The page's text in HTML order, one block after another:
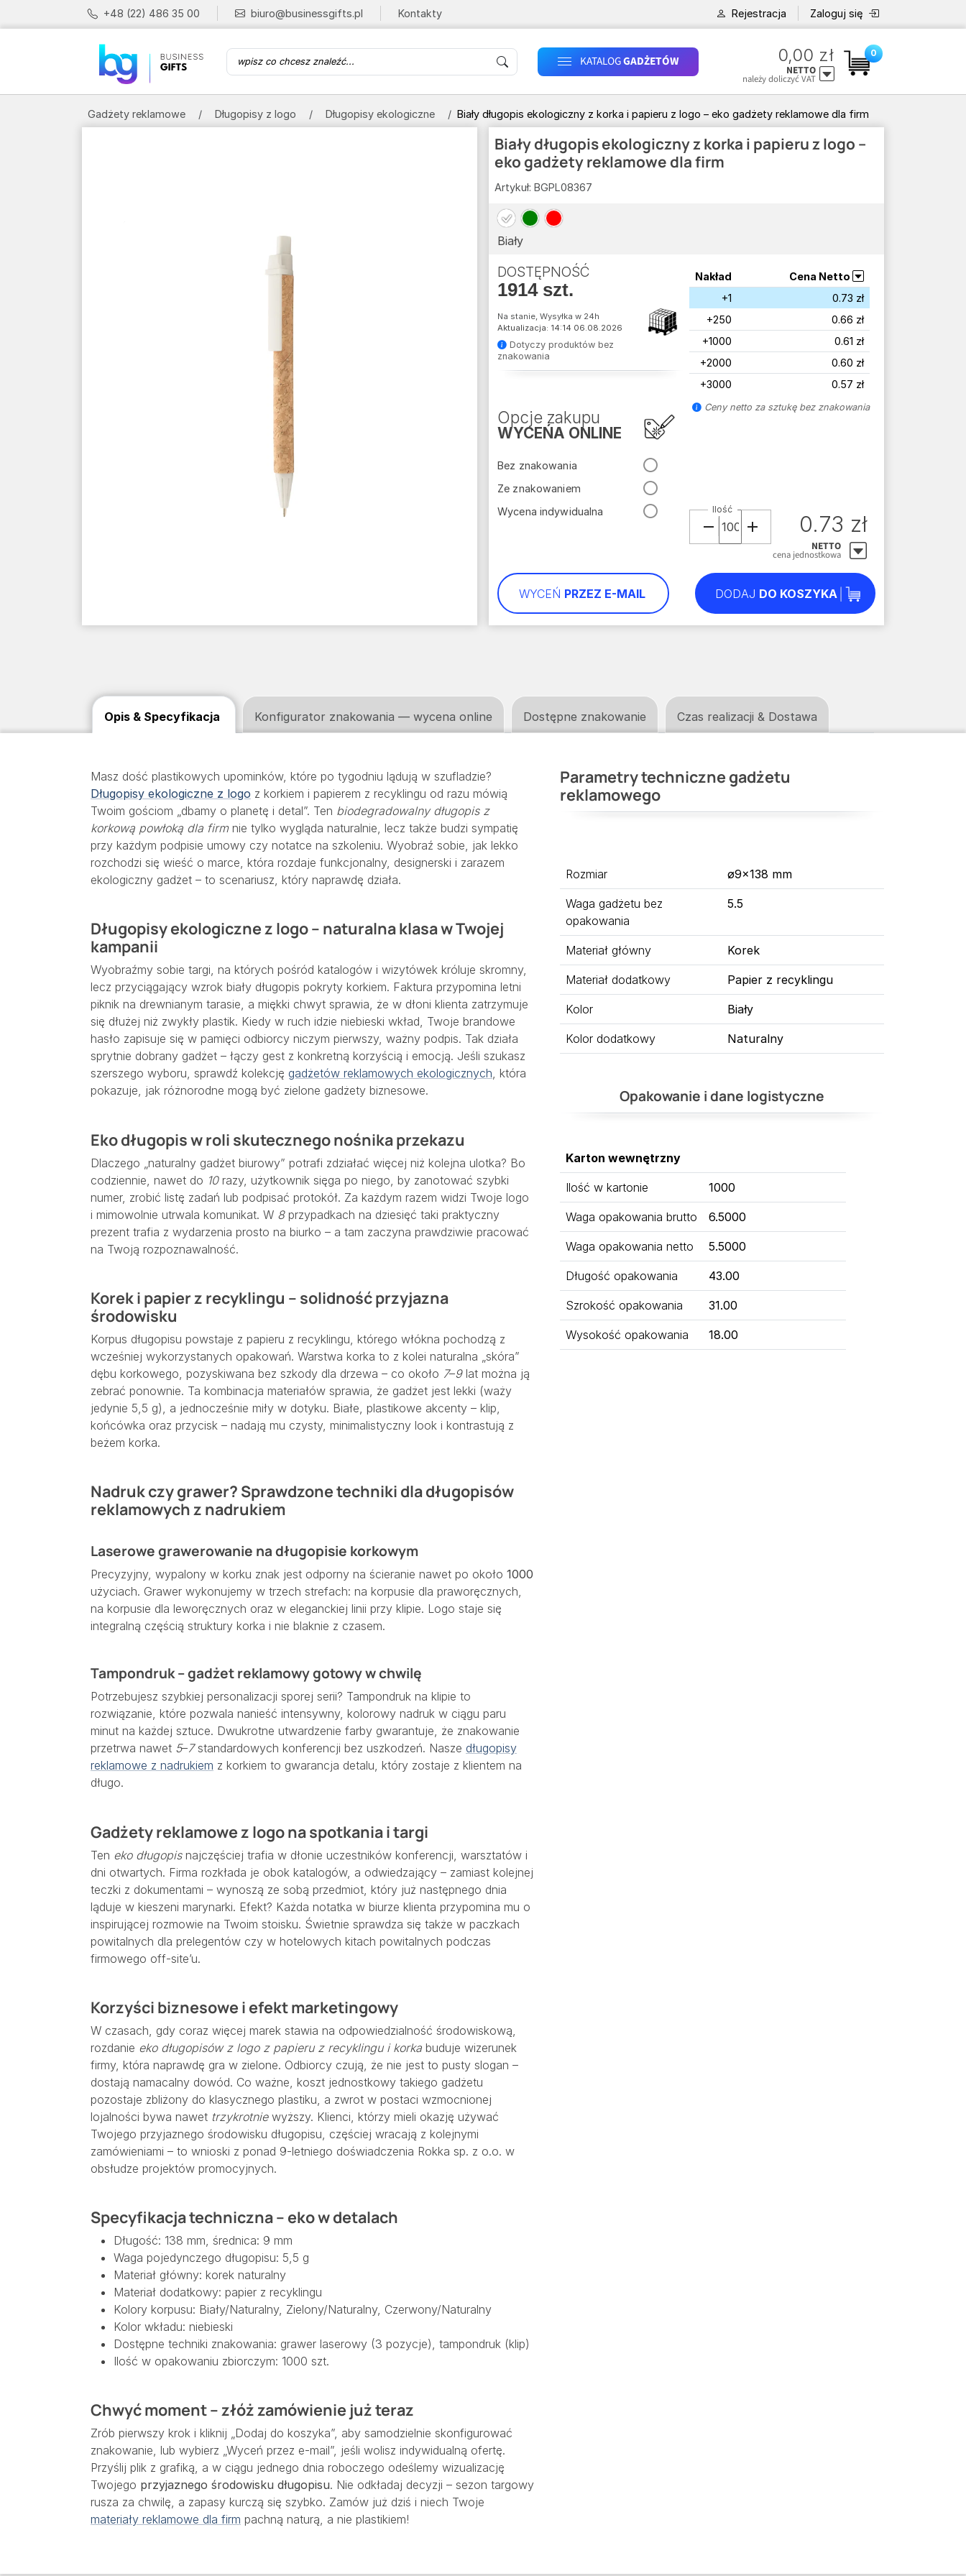
+48 (22) 486 35 00 biuro@businessgifts.pl Kontakty Rejestracja Zaloguj się
KATALOGGADŻETÓW 0,00 zł
NETTO
należy doliczyć VAT
0
Gadżety reklamowe Długopisy z logo Długopisy ekologiczne Biały długopis ekologiczny z korka i papieru z logo – eko gadżety reklamowe dla firm
Biały długopis ekologiczny z korka i papieru z logo –
eko gadżety reklamowe dla firm
Masz dość plastikowych upominków, które po tygodniu lądują w szufladzie?
Długopisy ekologiczne z logo z korkiem i papierem z recyklingu od razu mówią
Twoim gościom „dbamy o planetę i detal”. Ten biodegradowalny długopis z
korkową powłoką dla firmnie tylko wygląda naturalnie, lecz także budzi sympatię
przy każdym podpisie umowy czy notatce na szkoleniu. Wyobraź sobie, jak lekko
rozchodzi się wieść o marce, która rozdaje funkcjonalny, designerski i zarazem
ekologiczny gadżet – to scenariusz, który naprawdę działa.
Długopisy ekologiczne z logo – naturalna klasa w Twojej
kampanii
Wyobraźmy sobie targi, na których pośród katalogów i wizytówek króluje skromny,
lecz przyciągający wzrok biały długopis pokryty korkiem. Faktura przypomina letni
piknik na drewnianym tarasie, a miękki chwyt sprawia, że w dłoni klienta zatrzymuje
się dłużej niż zwykły plastik. Kiedy w ruch idzie niebieski wkład, Twoje brandowe
hasło zapisuje się w pamięci odbiorcy niczym pierwszy, ważny podpis. Tak działa
sprytnie dobrany gadżet – łączy gest z konkretną korzyścią i emocją. Jeśli szukasz
szerszego wyboru, sprawdź kolekcję gadżetów reklamowych ekologicznych, która
pokazuje, jak różnorodne mogą być zielone gadżety biznesowe.
Eko długopis w roli skutecznego nośnika przekazu
Dlaczego „naturalny gadżet biurowy” potrafi zdziałać więcej niż kolejna ulotka? Bo
codziennie, nawet do 10razy, użytkownik sięga po niego, by zanotować szybki
numer, zrobić listę zadań lub podpisać protokół. Za każdym razem widzi Twoje logo
i mimowolnie utrwala komunikat. W 8przypadkach na dziesięć taki praktyczny
prezent trafia z wydarzenia prosto na biurko – a tam zaczyna prawdziwie pracować
na Twoją rozpoznawalność.
Korek i papier z recyklingu – solidność przyjazna
środowisku
Korpus długopisu powstaje z papieru z recyklingu, którego włókna pochodzą z
wcześniej wykorzystanych opakowań. Warstwa korka to z kolei naturalna „skóra”
dębu korkowego, pozyskiwana bez szkody dla drzewa – co około 7–9lat można ją
zebrać ponownie. Ta kombinacja materiałów sprawia, że gadżet jest lekki (waży
jedynie 5,5 g), a jednocześnie miły w dotyku. Białe, plastikowe akcenty – klip,
końcówka oraz przycisk – nadają mu czysty, minimalistyczny look i kontrastują z
beżem korka.
Nadruk czy grawer? Sprawdzone techniki dla długopisów
reklamowych z nadrukiem
Laserowe grawerowanie na długopisie korkowym
Precyzyjny, wypalony w korku znak jest odporny na ścieranie nawet po około 1000
użyciach. Grawer wykonujemy w trzech strefach: na korpusie dla praworęcznych,
na korpusie dla leworęcznych oraz w eleganckiej linii przy klipie. Logo staje się
integralną częścią struktury korka i nie blaknie z czasem.
Tampondruk – gadżet reklamowy gotowy w chwilę
Potrzebujesz szybkiej personalizacji sporej serii? Tampondruk na klipie to
rozwiązanie, które pozwala nanieść intensywny, kolorowy nadruk w ciągu paru
minut na każdej sztuce. Dwukrotne utwardzenie farby gwarantuje, że znakowanie
przetrwa nawet 5–7standardowych konferencji bez uszkodzeń. Nasze długopisy
reklamowe z nadrukiem z korkiem to gwarancja detalu, który zostaje z klientem na
długo.
Gadżety reklamowe z logo na spotkania i targi
Ten eko długopisnajczęściej trafia w dłonie uczestników konferencji, warsztatów i
dni otwartych. Firma rozkłada je obok katalogów, a odwiedzający – zamiast kolejnej
teczki z dokumentami – wynoszą ze sobą przedmiot, który już następnego dnia
ląduje w kieszeni marynarki. Efekt? Każda notatka w biurze klienta przypomina mu o
inspirującej rozmowie na Twoim stoisku. Świetnie sprawdza się także w paczkach
powitalnych dla prelegentów czy w hotelowych kitach powitalnych podczas
firmowego off-site’u.
Korzyści biznesowe i efekt marketingowy
W czasach, gdy coraz więcej marek stawia na odpowiedzialność środowiskową,
rozdanie eko długopisów z logo z papieru z recyklingu i korka buduje wizerunek
firmy, która naprawdę gra w zielone. Odbiorcy czują, że nie jest to pusty slogan –
dostają namacalny dowód. Co ważne, koszt jednostkowy takiego gadżetu
pozostaje zbliżony do klasycznego plastiku, a zwrot w postaci wzmocnionej
lojalności bywa nawet trzykrotniewyższy. Klienci, którzy mieli okazję używać
Twojego przyjaznego środowisku długopisu, częściej wracają z kolejnymi
zamówieniami – to wnioski z ponad 9-letniego doświadczenia Rokka sp. z o.o. w
obsłudze projektów promocyjnych.
Specyfikacja techniczna – eko w detalach
Długość: 138 mm, średnica: 9 mm
Waga pojedynczego długopisu: 5,5 g
Materiał główny: korek naturalny
Materiał dodatkowy: papier z recyklingu
Kolory korpusu: Biały/Naturalny, Zielony/Naturalny, Czerwony/Naturalny
Kolor wkładu: niebieski
Dostępne techniki znakowania: grawer laserowy (3 pozycje), tampondruk (klip)
Ilość w opakowaniu zbiorczym: 1000 szt.
Chwyć moment – złóż zamówienie już teraz
Zrób pierwszy krok i kliknij „Dodaj do koszyka”, aby samodzielnie skonfigurować
znakowanie, lub wybierz „Wyceń przez e-mail”, jeśli wolisz indywidualną ofertę.
Przyślij plik z grafiką, a w ciągu jednego dnia roboczego odeślemy wizualizację
Twojego przyjaznego środowisku długopisu. Nie odkładaj decyzji – sezon targowy
rusza za chwilę, a zapasy kurczą się szybko. Zamów już dziś i niech Twoje
materiały reklamowe dla firm pachną naturą, a nie plastikiem!
Parametry techniczne gadżetu
reklamowego
Rozmiar ø9×138 mm
Waga gadżetu bez
opakowania
5.5
Materiał główny Korek
Materiał dodatkowy Papier z recyklingu
Kolor Biały
Kolor dodatkowy Naturalny
Opakowanie i dane logistyczne
Karton wewnętrzny
Ilość w kartonie 1000
Waga opakowania brutto 6.5000
Waga opakowania netto 5.5000
Długość opakowania 43.00
Szrokość opakowania 31.00
Wysokość opakowania 18.00
Opis & Specyfikacja Konfigurator znakowania — wycena online Dostępne znakowanie Czas realizacji & Dostawa
Artykuł: BGPL08367
Biały
DOSTĘPNOŚĆ
1914 szt.
Na stanie, Wysyłka w 24h
Aktualizacja: 14:14 06.08.2026
Dotyczy produktów bez
znakowania
Opcje zakupu
WYCEŃA ONLINE
Bez znakowania
Ze znakowaniem
Wycena indywidualna
Nakład
Cena Netto
+1
0.73 zł
+250
0.66 zł
+1000
0.61 zł
+2000
0.60 zł
+3000
0.57 zł
Ceny netto za sztukę bez znakowania
Ilość
0.73 zł
NETTO
cena jednostkowa
WYCEŃ PRZEZ E-MAIL DODAJ DO KOSZYKA